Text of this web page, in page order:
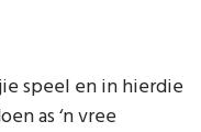
speel en in hierdie
as ‘n vree